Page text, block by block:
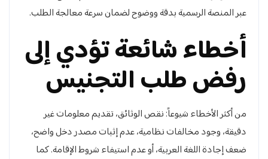
عبر المنصة الرسمية بدقة ووضوح لضمان سرعة معالجة الطلب.
أخطاء شائعة تؤدي إلى
رفض طلب التجنيس
من أكثر الأخطاء شيوعاً: نقص الوثائق، تقديم معلومات غير
دقيقة، وجود مخالفات نظامية، عدم إثبات مصدر دخل واضح،
ضعف إجادة اللغة العربية، أو عدم استيفاء شروط الإقامة. كما